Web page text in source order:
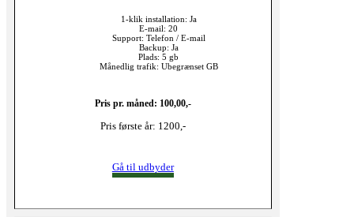
1-klik installation: Ja
E-mail: 20
Support: Telefon / E-mail
Backup: Ja
Plads: 5 gb
Månedlig trafik: Ubegrænset GB
Pris pr. måned: 100,00,-
Pris første år: 1200,-
Gå til udbyder